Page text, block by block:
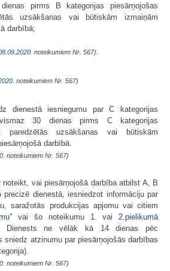
pirms B kategorijas piesārņojošas
uzsākšanas vai būtiskām izmaiņām
darbībā;
noteikumiem Nr. 567)
noteikumiem Nr. 567)
dienestā iesniegumu par C kategorijas
30 dienas pirms C kategorijas
paredzētās uzsākšanas vai būtiskām
darbībā.
noteikumiem Nr. 567)
noteikt, vai piesārņojošā darbība atbilst A, B
dienestā, iesniedzot informāciju par
saražotās produkcijas apjomu vai citiem
" vai šo noteikumu 1.vai 2.pielikumā
Dienests ne vēlāk kā 14 dienas pēc
sniedz atzinumu par piesārņojošās darbības
noteikumiem Nr. 567)